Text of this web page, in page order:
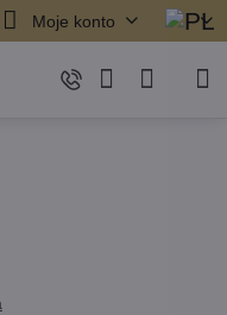
Moje konto